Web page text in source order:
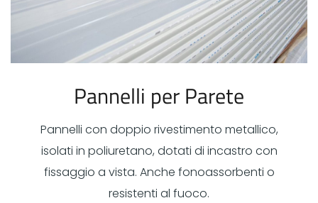
Pannelli per Parete
Pannelli con doppio rivestimento metallico,
isolati in poliuretano, dotati di incastro con
fissaggio a vista. Anche fonoassorbenti o
resistenti al fuoco.